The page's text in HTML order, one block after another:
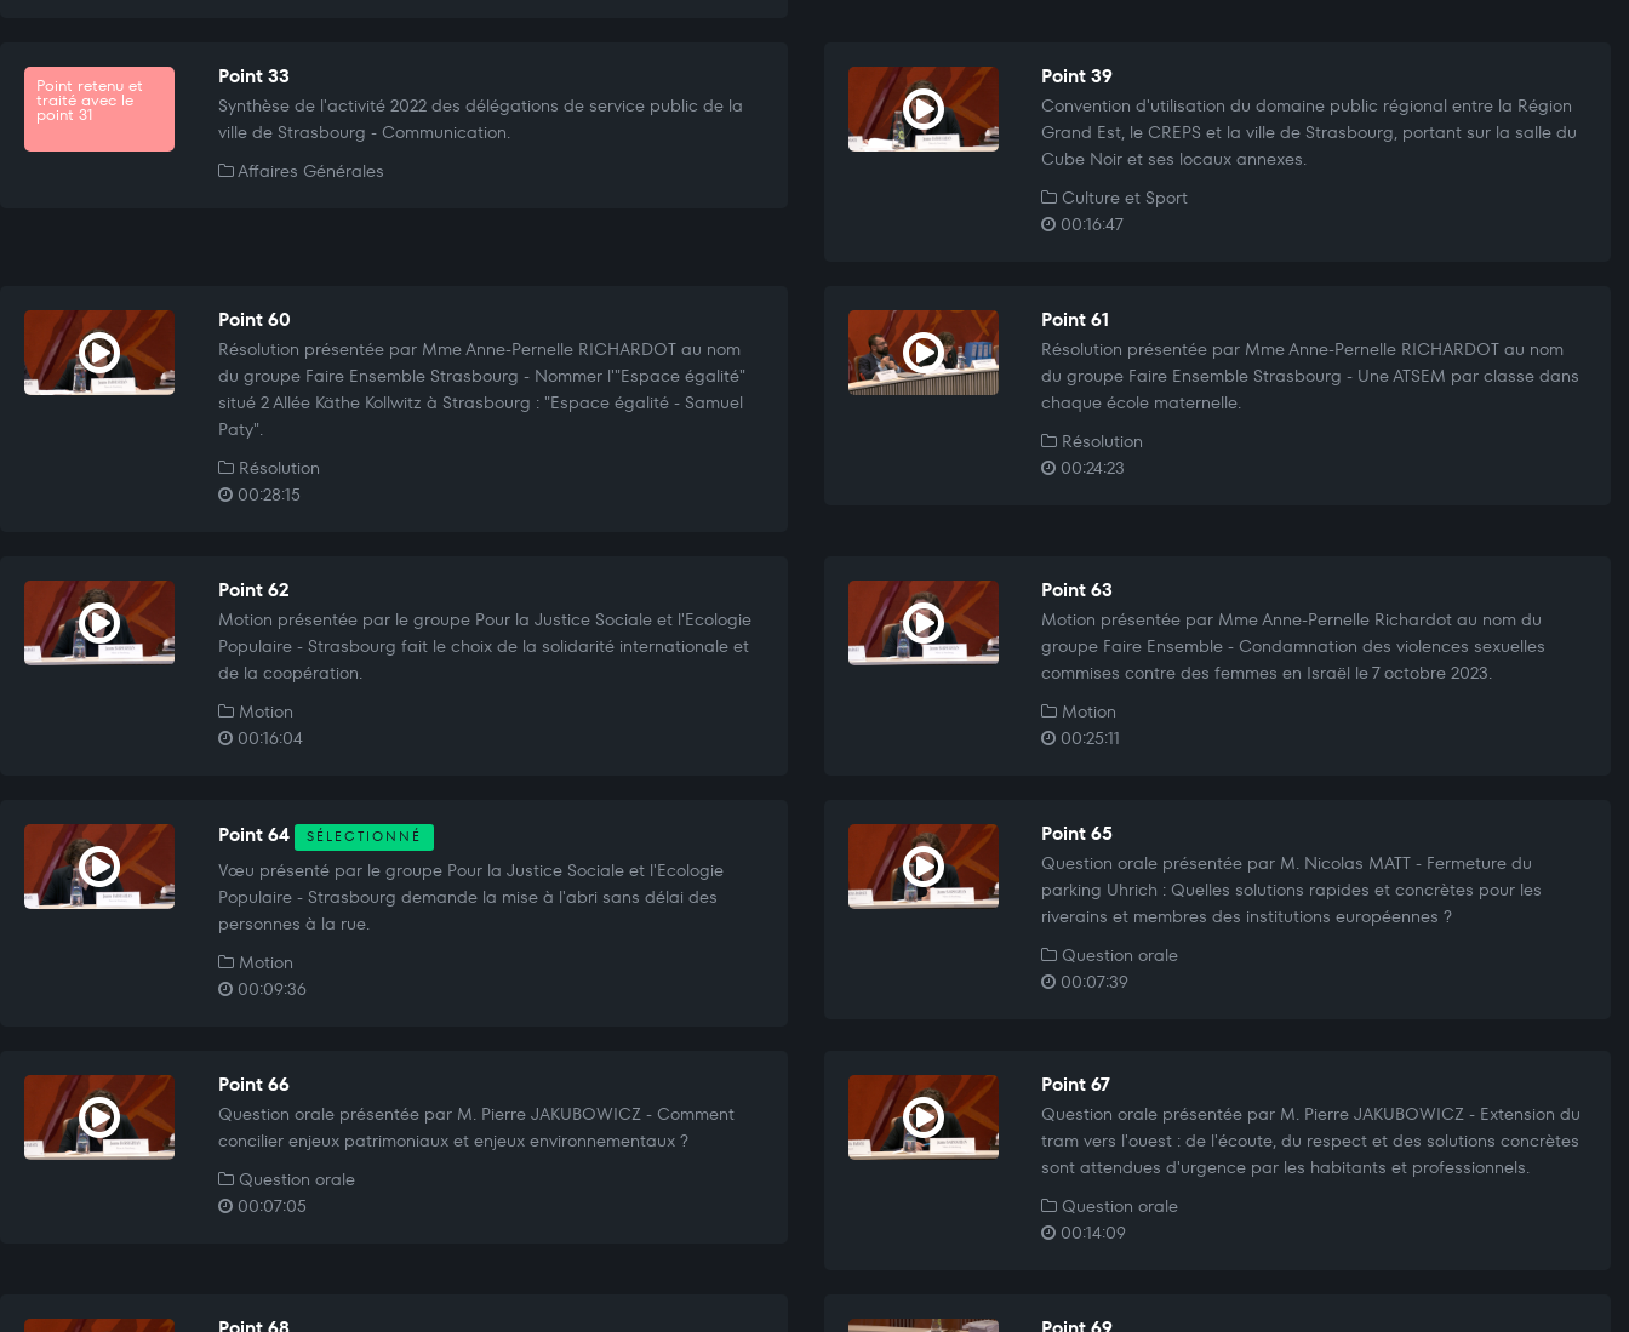
Point retenu et
traité avec le
point 31
Point 33
Synthèse de l'activité 2022 des délégations de service public de la
ville de Strasbourg - Communication.
Affaires Générales
Point 39
Convention d'utilisation du domaine public régional entre la Région
Grand Est, le CREPS et la ville de Strasbourg, portant sur la salle du
Cube Noir et ses locaux annexes.
Culture et Sport
00:16:47
Point 60
Résolution présentée par Mme Anne-Pernelle RICHARDOT au nom
du groupe Faire Ensemble Strasbourg - Nommer l'"Espace égalité"
situé 2 Allée Käthe Kollwitz à Strasbourg : "Espace égalité - Samuel
Paty".
Résolution
00:28:15
Point 61
Résolution présentée par Mme Anne-Pernelle RICHARDOT au nom
du groupe Faire Ensemble Strasbourg - Une ATSEM par classe dans
chaque école maternelle.
Résolution
00:24:23
Point 62
Motion présentée par le groupe Pour la Justice Sociale et l'Ecologie
Populaire - Strasbourg fait le choix de la solidarité internationale et
de la coopération.
Motion
00:16:04
Point 63
Motion présentée par Mme Anne-Pernelle Richardot au nom du
groupe Faire Ensemble - Condamnation des violences sexuelles
commises contre des femmes en Israël le 7 octobre 2023.
Motion
00:25:11
Point 64 SÉLECTIONNÉ
Vœu présenté par le groupe Pour la Justice Sociale et l'Ecologie
Populaire - Strasbourg demande la mise à l'abri sans délai des
personnes à la rue.
Motion
00:09:36
Point 65
Question orale présentée par M. Nicolas MATT - Fermeture du
parking Uhrich : Quelles solutions rapides et concrètes pour les
riverains et membres des institutions européennes ?
Question orale
00:07:39
Point 66
Question orale présentée par M. Pierre JAKUBOWICZ - Comment
concilier enjeux patrimoniaux et enjeux environnementaux ?
Question orale
00:07:05
Point 67
Question orale présentée par M. Pierre JAKUBOWICZ - Extension du
tram vers l'ouest : de l'écoute, du respect et des solutions concrètes
sont attendues d'urgence par les habitants et professionnels.
Question orale
00:14:09